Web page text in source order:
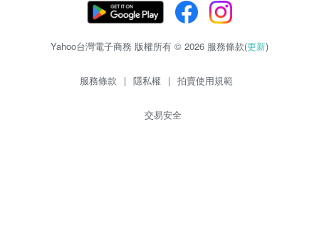
Yahoo台灣電子商務 版權所有 © 2026 服務條款(更新)
服務條款 | 隱私權 | 拍賣使用規範
交易安全